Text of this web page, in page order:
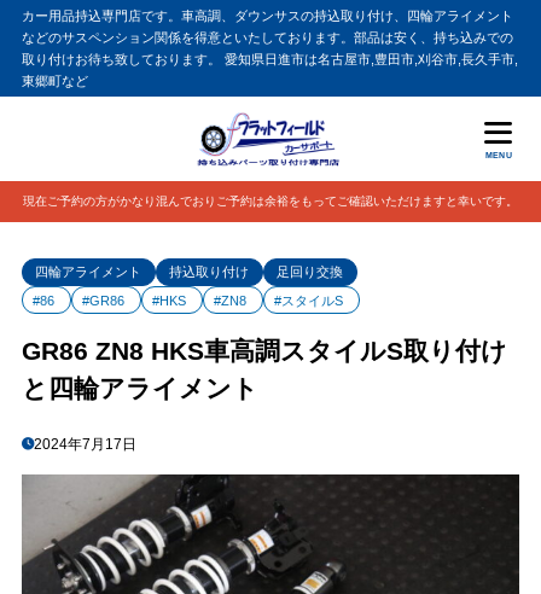
カー用品持込専門店です。車高調、ダウンサスの持込取り付け、四輪アライメント
などのサスペンション関係を得意といたしております。部品は安く、持ち込みでの
取り付けお待ち致しております。 愛知県日進市は名古屋市,豊田市,刈谷市,長久手市,
東郷町など
MENU
現在ご予約の方がかなり混んでおりご予約は余裕をもってご確認いただけますと幸いです。
四輪アライメント 持込取り付け
足回り交換
#86
#GR86 #HKS #ZN8 #スタイルS
GR86 ZN8 HKS車高調スタイルS取り付け
と四輪アライメント
2024年7月17日